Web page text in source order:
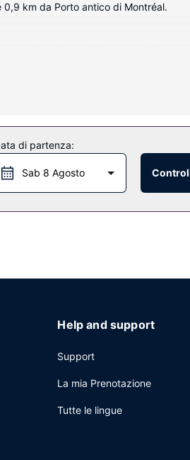
km da Porto antico di Montréal.
per concedersi un po' di svago. I
di partenza:
Sab 8 Agosto
Help and support
Support
La mia Prenotazione
Tutte le lingue